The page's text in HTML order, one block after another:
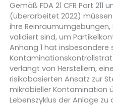
Gemäß FDA 21 CFR Part 211
(überarbeitet 2022)
ihre Reinraumumgebungen,
validiert sind, um
Anhang 1 hat
verlangt von Herstellern,
risikobasierten Ansatz zur
mikrobieller Kontamination
Lebenszyklus der Anlage zu